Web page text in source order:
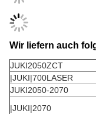
Wir liefern auch
JUKI2050ZCT
|JUKI|700LASER
JUKI2050-2070
|JUKI|2070